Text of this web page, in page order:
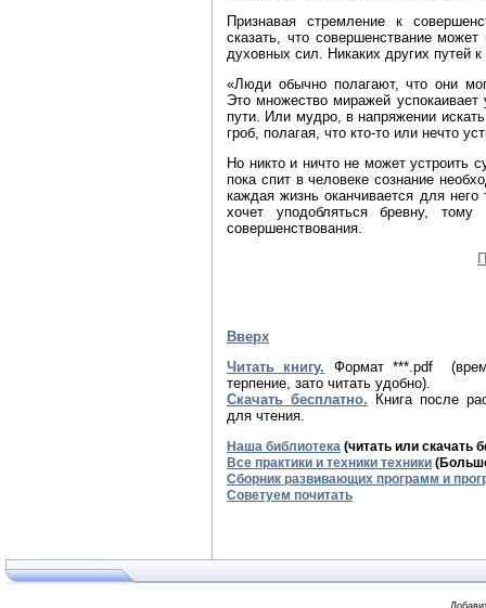
Признавая стремление к
сказать, что совершенствание
духовных сил. Никаких других путей
«Люди обычно полагают, что они
Это множество миражей
пути. Или мудро, в напряжении
гроб, полагая, что кто‑то или нечто
Но никто и ничто не может устроить
пока спит в человеке сознание
каждая жизнь оканчивается для
хочет уподобляться бревну,
совершенствования.
Вверх
Читать книгу.
Формат ***.pdf
терпение, зато читать удобно).
Скачать бесплатно. Книга после
для чтения.
Наша библиотека (читать или скачать
Все практики и техники техники
Сборник развивающих программ и
Советуем почитать